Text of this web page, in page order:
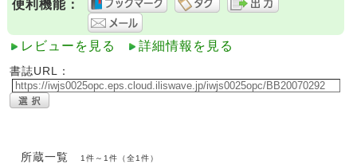
便利機能：
レビューを見る 詳細情報を見る
書誌URL：
所蔵一覧 1件～1件（全1件）